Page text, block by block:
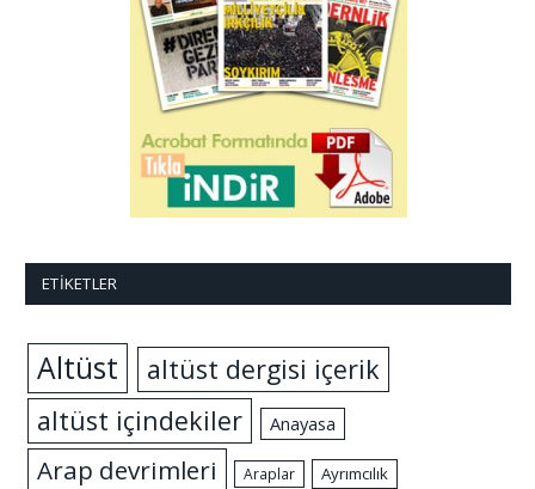
ETIKETLER
Altüst
altüst dergisi içerik
altüst içindekiler
Anayasa
Arap devrimleri Araplar Ayrımcılık